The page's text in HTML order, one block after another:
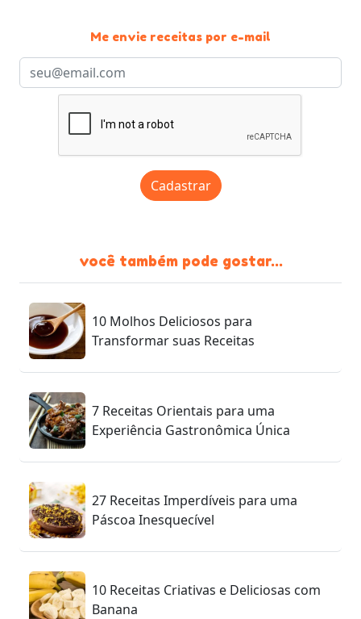
Me envie receitas por e-mail
Cadastrar
você também pode gostar...
10 Molhos Deliciosos para
Transformar suas Receitas
7 Receitas Orientais para uma
Experiência Gastronômica Única
27 Receitas Imperdíveis para uma
Páscoa Inesquecível
10 Receitas Criativas e Deliciosas com
Banana